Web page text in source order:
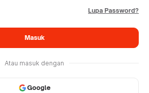
Lupa Password?
Masuk
Atau masuk dengan
Google